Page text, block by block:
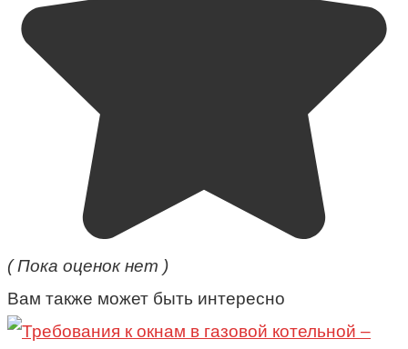
( Пока оценок нет )
Вам также может быть интересно